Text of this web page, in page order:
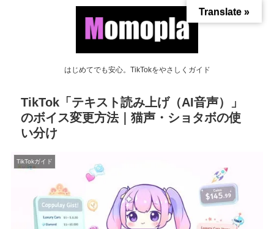
はじめてでも安心。TikTokをやさしくガイド
TikTok「テキスト読み上げ（AI音声）」
のボイス変更方法｜猫声・ショタボの使
い分け
TikTokガイド
Translate »